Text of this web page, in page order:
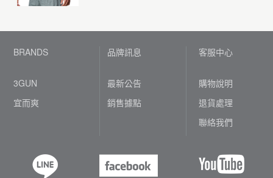
BRANDS
3GUN
宜而爽
品牌訊息
最新公告
銷售據點
客服中心
購物說明
退貨處理
聯絡我們